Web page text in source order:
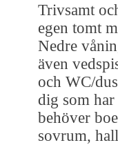
Trivsamt
egen tomt
Nedre
även
och WC/
dig som har
behöver
sovrum,